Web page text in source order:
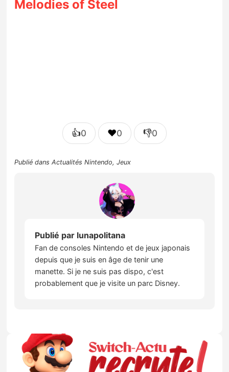
Melodies of Steel
👍0 ❤️0 👎0
Publié dansActualités Nintendo,Jeux
Publié par lunapolitana
Fan de consoles Nintendo et de jeux japonais
depuis que je suis en âge de tenir une
manette. Si je ne suis pas dispo, c'est
probablement que je visite un parc Disney.